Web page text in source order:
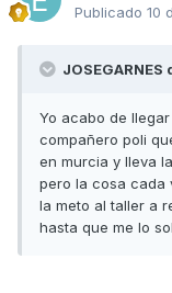
Publicado 10
JOSEGARNES
Yo acabo de
compañero poli
en murcia y lleva
pero la cosa cada
la meto al taller a
hasta que me lo